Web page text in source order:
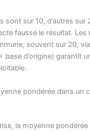
sont sur 10, d’autres sur
fausse le résultat. Les
souvent sur 20,
base d’origine) garantit
pondérée dans un
la moyenne